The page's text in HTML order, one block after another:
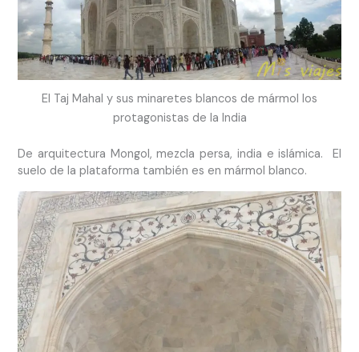
El Taj Mahal y sus minaretes blancos de mármol los
protagonistas de la India
De arquitectura Mongol, mezcla persa, india e islámica. El
suelo de la plataforma también es en mármol blanco.